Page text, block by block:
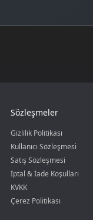
Sözleşmeler
Gizlilik Politikası
Kullanıcı Sözleşmesi
Satış Sözleşmesi
İptal & İade Koşulları
KVKK
Çerez Politikası